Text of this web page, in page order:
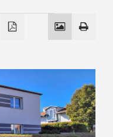
Oferty